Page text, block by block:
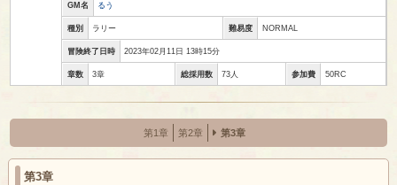
GM名 るう
種別 ラリー 難易度 NORMAL
冒険終了日時 2023年02月11日 13時15分
章数 3章 総採用数 73人 参加費 50RC
第1章 第2章 第3章
第3章